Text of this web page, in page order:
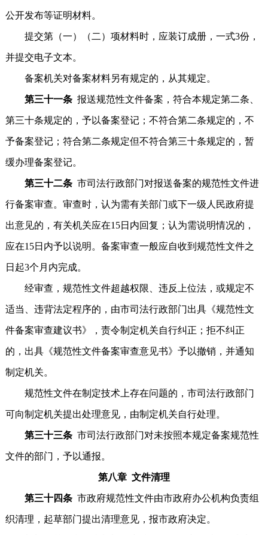
公开发布等证明材料。
提交第（一）（二）项材料时，应装订成册，一式3份，
并提交电子文本。
备案机关对备案材料另有规定的，从其规定。
第三十一条 报送规范性文件备案，符合本规定第二条、
第三十条规定的，予以备案登记；不符合第二条规定的，不
予备案登记；符合第二条规定但不符合第三十条规定的，暂
缓办理备案登记。
第三十二条 市司法行政部门对报送备案的规范性文件进
行备案审查。审查时，认为需有关部门或下一级人民政府提
出意见的，有关机关应在15日内回复；认为需说明情况的，
应在15日内予以说明。备案审查一般应自收到规范性文件之
日起3个月内完成。
经审查，规范性文件超越权限、违反上位法，或规定不
适当、违背法定程序的，由市司法行政部门出具《规范性文
件备案审查建议书》，责令制定机关自行纠正；拒不纠正
的，出具《规范性文件备案审查意见书》予以撤销，并通知
制定机关。
规范性文件在制定技术上存在问题的，市司法行政部门
可向制定机关提出处理意见，由制定机关自行处理。
第三十三条 市司法行政部门对未按照本规定备案规范性
文件的部门，予以通报。
第八章 文件清理
第三十四条 市政府规范性文件由市政府办公机构负责组
织清理，起草部门提出清理意见，报市政府决定。